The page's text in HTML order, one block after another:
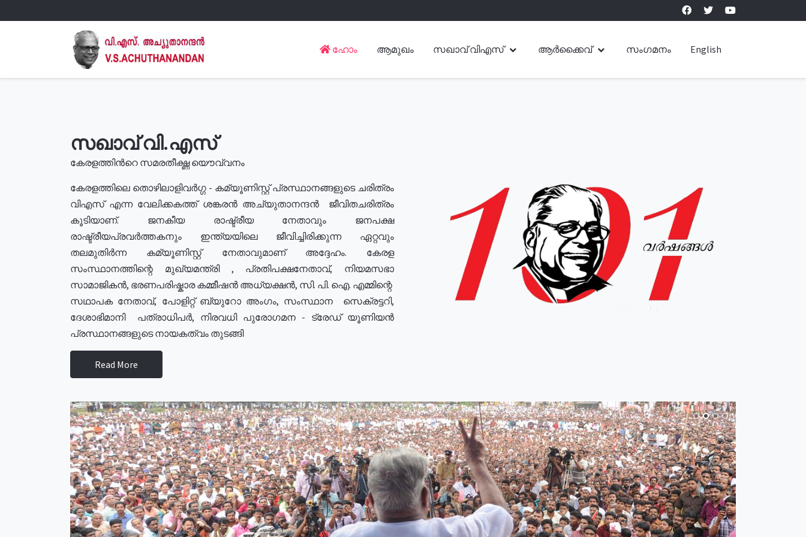
ഹോം ആമുഖം സഖാവ് വിഎസ് ആർക്കൈവ് സംഗമനം English
സഖാവ് വി.എസ്
കേരളത്തിൻറെ സമരതീക്ഷ്ണ യൌവ്വനം
കേരളത്തിലെ തൊഴിലാളിവർഗ്ഗ - കമ്യൂണിസ്റ്റ് പ്രസ്ഥാനങ്ങളുടെ ചരിത്രം
വിഎസ് എന്ന വേലിക്കകത്ത് ശങ്കരൻ അച്യുതാനന്ദൻ ജീവിതചരിത്രം
കൂടിയാണ്. ജനകീയ രാഷ്ട്രീയ നേതാവും ജനപക്ഷ
രാഷ്ട്രീയപ്രവർത്തകനും ഇന്ത്യയിലെ ജീവിച്ചിരിക്കുന്ന ഏറ്റവും
തലമുതിർന്ന കമ്യൂണിസ്റ്റ് നേതാവുമാണ് അദ്ദേഹം. കേരള
സംസ്ഥാനത്തിന്റെ മുഖ്യമന്ത്രി , പ്രതിപക്ഷനേതാവ്, നിയമസഭാ
സാമാജികൻ, ഭരണപരിഷ്കാര കമ്മീഷൻ അധ്യക്ഷൻ, സി. പി. ഐ. എമ്മിന്റെ
സഥാപക നേതാവ്, പോളിറ്റ് ബ്യുറോ അംഗം, സംസ്ഥാന സെക്രട്ടറി,
ദേശാഭിമാനി പത്രാധിപർ, നിരവധി പുരോഗമന - ട്രേഡ് യൂണിയൻ
പ്രസ്ഥാനങ്ങളുടെ നായകത്വം തുടങ്ങി
Read More